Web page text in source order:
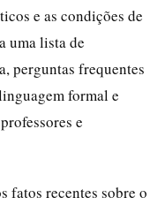
e as condições de
uma lista de
perguntas frequentes
formal e
e
fatos recentes sobre o